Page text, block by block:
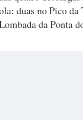
duas no Pico
da Ponta